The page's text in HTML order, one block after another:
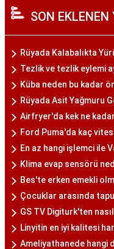
SON EKLENEN
Rüyada Kalabalıkta
Tezlik ve tezlik eylemi
Küba neden bu kadar
Rüyada Asit Yağmuru
Airfryer'da kek ne
Ford Puma'da kaç
En az hangi işlemci ile
Klima evap sensörü
Bes'te erken emekli
Çocuklar arasında
GS TV Digiturk'ten
Linyitin en iyi kalitesi
Ameliyathanede hangi